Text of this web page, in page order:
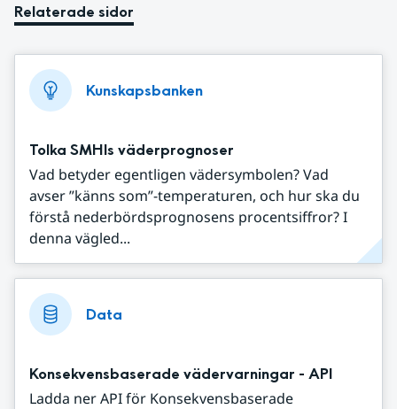
Relaterade sidor
Kunskapsbanken
Tolka SMHIs väderprognoser
Vad betyder egentligen vädersymbolen? Vad
avser ”känns som”-temperaturen, och hur ska du
förstå nederbördsprognosens procentsiffror? I
denna vägled...
Data
Konsekvensbaserade vädervarningar - API
Ladda ner API för Konsekvensbaserade